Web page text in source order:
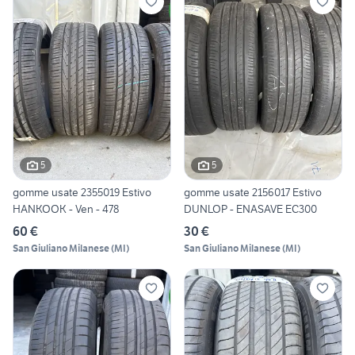
5
gomme usate 2355019 Estivo
HANKOOK - Ven - 478
60 €
San Giuliano Milanese(MI)
5
gomme usate 2156017 Estivo
DUNLOP - ENASAVE EC300
30 €
San Giuliano Milanese(MI)